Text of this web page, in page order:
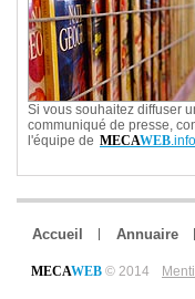
Si vous souhaitez diffuser
communiqué de presse,
l'équipe de MECAWEB.info
Accueil Annuaire
MECAWEB © 2014